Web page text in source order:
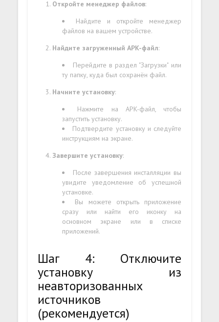
Откройте менеджер файлов:
Найдите и откройте менеджер
файлов на вашем устройстве.
Найдите загруженный APK-файл:
Перейдите в раздел "Загрузки" или
ту папку, куда был сохранён файл.
Начните установку:
Нажмите на APK-файл, чтобы
запустить установку.
Подтвердите установку и следуйте
инструкциям на экране.
Завершите установку:
После завершения инсталляции вы
увидите уведомление об успешной
установке.
Вы можете открыть приложение
сразу или найти его иконку на
основном экране или в списке
приложений.
Шаг 4: Отключите
установку из
неавторизованных
источников
(рекомендуется)